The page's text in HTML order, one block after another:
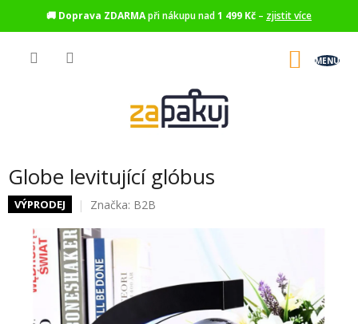
🚚 Doprava ZDARMApři nákupu nad1 499 Kč – zjistit více
Globe levitující glóbus
VÝPRODEJ Značka: B2B